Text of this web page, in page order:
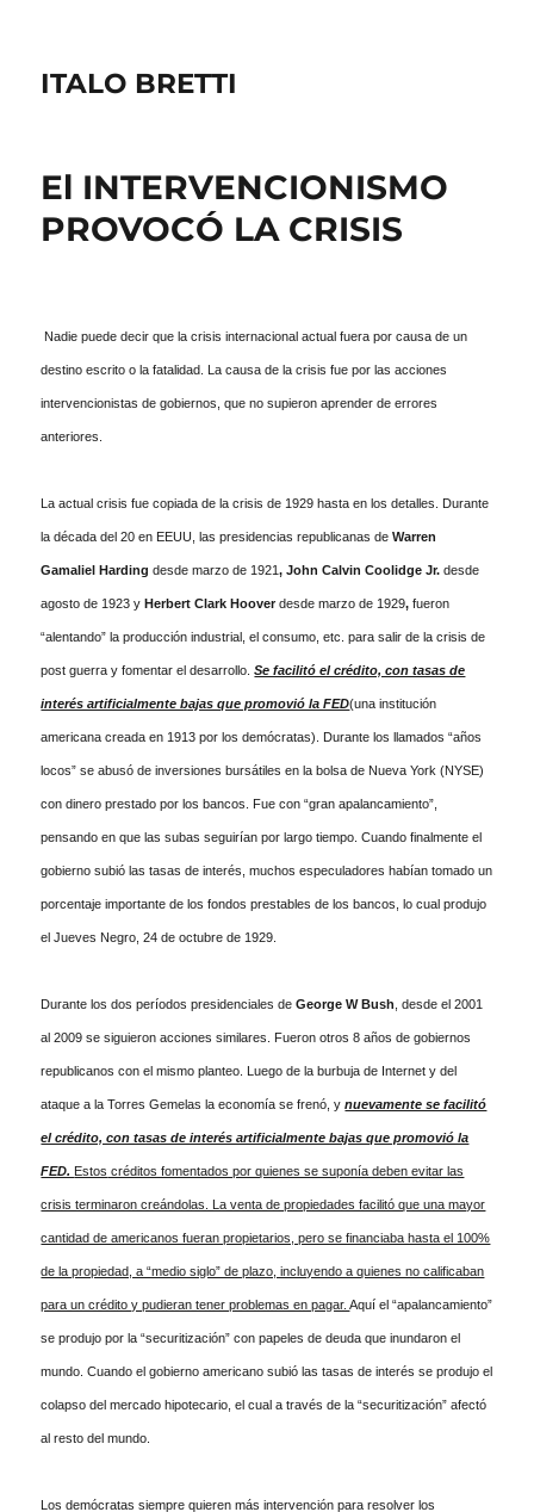
ITALO BRETTI
El INTERVENCIONISMO
PROVOCÓ LA CRISIS
Nadie puede decir que la crisis internacional actual fuera por causa de un
destino escrito o la fatalidad. La causa de la crisis fue por las acciones
intervencionistas de gobiernos, que no supieron aprender de errores
anteriores.
La actual crisis fue copiada de la crisis de 1929 hasta en los detalles. Durante
la década del 20 en EEUU, las presidencias republicanas deWarren
Gamaliel Hardingdesde marzo de 1921, John Calvin Coolidge Jr.desde
agosto de 1923 y Herbert Clark Hooverdesde marzo de 1929,fueron
“alentando” la producción industrial, el consumo, etc. para salir de la crisis de
post guerra y fomentar el desarrollo.Se facilitó el crédito, con tasas de
interés artificialmente bajas que promovió la FED(una institución
americana creada en 1913 por los demócratas). Durante los llamados “años
locos” se abusó de inversiones bursátiles en la bolsa de Nueva York (NYSE)
con dinero prestado por los bancos. Fue con “gran apalancamiento”,
pensando en que las subas seguirían por largo tiempo. Cuando finalmente el
gobierno subió las tasas de interés, muchos especuladores habían tomado un
porcentaje importante de los fondos prestables de los bancos, lo cual produjo
el Jueves Negro, 24 de octubre de 1929.
Durante los dos períodos presidenciales deGeorge W Bush , desde el 2001
al 2009 se siguieron acciones similares. Fueron otros 8 años de gobiernos
republicanos con el mismo planteo. Luego de la burbuja de Internet y del
ataque a la Torres Gemelas la economía se frenó, ynuevamente se facilitó
el crédito, con tasas de interés artificialmente bajas que promovió la
FED. Estos créditos fomentados por quienes se suponía deben evitar las
crisis terminaron creándolas. La venta de propiedades facilitó que una mayor
cantidad de americanos fueran propietarios, pero se financiaba hasta el 100%
de la propiedad, a “medio siglo” de plazo, incluyendo a quienes no calificaban
para un crédito y pudieran tener problemas en pagar.Aquí el “apalancamiento”
se produjo por la “securitización” con papeles de deuda que inundaron el
mundo. Cuando el gobierno americano subió las tasas de interés se produjo el
colapso del mercado hipotecario, el cual a través de la “securitización” afectó
al resto del mundo.
Los demócratas siempre quieren más intervención para resolver los